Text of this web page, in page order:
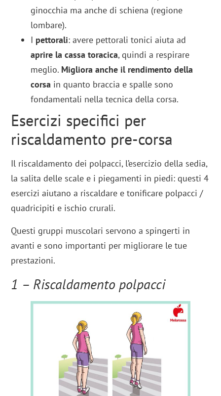
ginocchia ma anche di schiena (regione
lombare).
I pettorali: avere pettorali tonici aiuta ad
aprire la cassa toracica, quindi a respirare
meglio. Migliora anche il rendimento della
corsa in quanto braccia e spalle sono
fondamentali nella tecnica della corsa.
Esercizi specifici per
riscaldamento pre-corsa
Il riscaldamento dei polpacci, l’esercizio della sedia,
la salita delle scale e i piegamenti in piedi: questi 4
esercizi aiutano a riscaldare e tonificare polpacci /
quadricipiti e ischio crurali.
Questi gruppi muscolari servono a spingerti in
avanti e sono importanti per migliorare le tue
prestazioni.
1 – Riscaldamento polpacci